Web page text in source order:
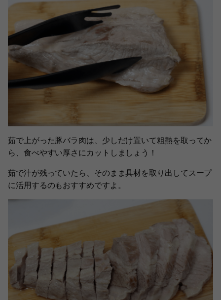
茹で上がった豚バラ肉は、少しだけ置いて粗熱を取ってか
ら、食べやすい厚さにカットしましょう！
茹で汁が残っていたら、そのまま具材を取り出してスープ
に活用するのもおすすめですよ。